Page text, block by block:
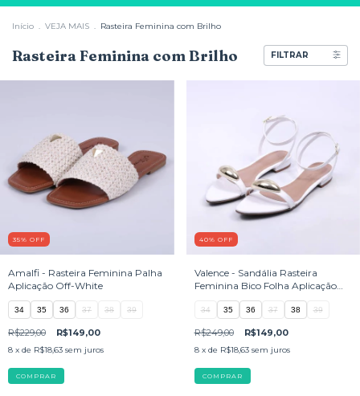
Início . VEJA MAIS . Rasteira Feminina com Brilho
Rasteira Feminina com Brilho FILTRAR
35% OFF
Amalfi - Rasteira Feminina Palha
Aplicação Off-White
34 35 36 37 38 39
R$229,00 R$149,00
8 x de R$18,63 sem juros
COMPRAR
40% OFF
Valence - Sandália Rasteira
Feminina Bico Folha Aplicação
Branca
34 35 36 37 38 39
R$249,00 R$149,00
8 x de R$18,63 sem juros
COMPRAR